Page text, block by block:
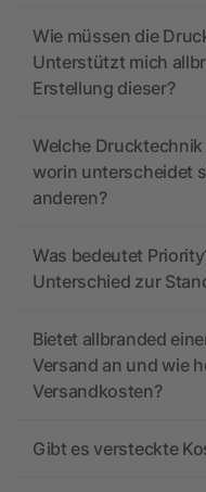
Wie müssen die
Unterstützt mich
Erstellung dieser?
Welche
worin unterscheidet
anderen?
Was bedeutet
Unterschied zur
Bietet allbranded
Versand an und wie
Versandkosten?
Gibt es versteckte